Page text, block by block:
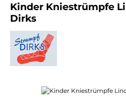
Kinder Kniestrümpfe
Dirks
Bildergalerie überspringen